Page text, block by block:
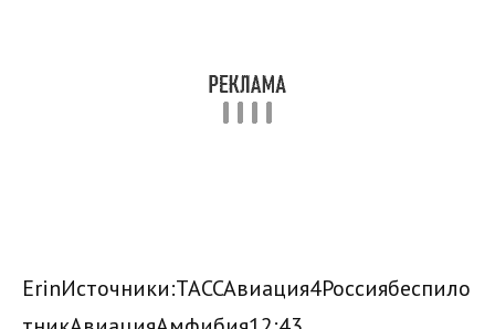
ErinИсточники:ТАССАвиация4Россиябеспило